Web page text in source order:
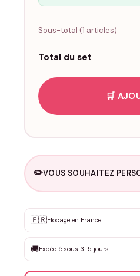
Sous-total (1 articles)
Total du set
🛒
✏️VOUS SOUHAITEZ
✨ Personnalisation sur
DEVIS GRATUIT ·
Que souhaitez-vous ?
🇫🇷Flocage en France
🚚Expédié sous 3-5 jours